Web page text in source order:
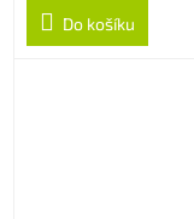
Do košíku